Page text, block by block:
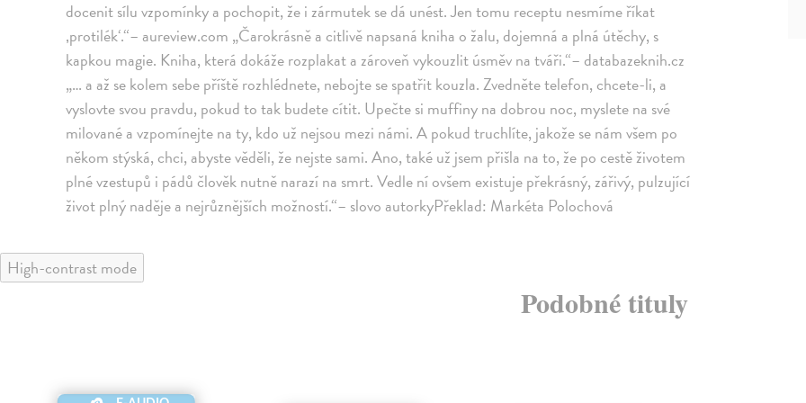
docenit sílu vzpomínky a pochopit, že i zármutek se dá unést. Jen tomu receptu nesmíme říkat
‚protilék‘.“– aureview.com „Čarokrásně a citlivě napsaná kniha o žalu, dojemná a plná útěchy, s
kapkou magie. Kniha, která dokáže rozplakat a zároveň vykouzlit úsměv na tváři.“– databazeknih.cz
„… a až se kolem sebe příště rozhlédnete, nebojte se spatřit kouzla. Zvedněte telefon, chcete-li, a
vyslovte svou pravdu, pokud to tak budete cítit. Upečte si muffiny na dobrou noc, myslete na své
milované a vzpomínejte na ty, kdo už nejsou mezi námi. A pokud truchlíte, jakože se nám všem po
někom stýská, chci, abyste věděli, že nejste sami. Ano, také už jsem přišla na to, že po cestě životem
plné vzestupů i pádů člověk nutně narazí na smrt. Vedle ní ovšem existuje překrásný, zářivý, pulzující
život plný naděje a nejrůznějších možností.“– slovo autorkyPřeklad: Markéta Polochová
High-contrast mode
Podobné tituly